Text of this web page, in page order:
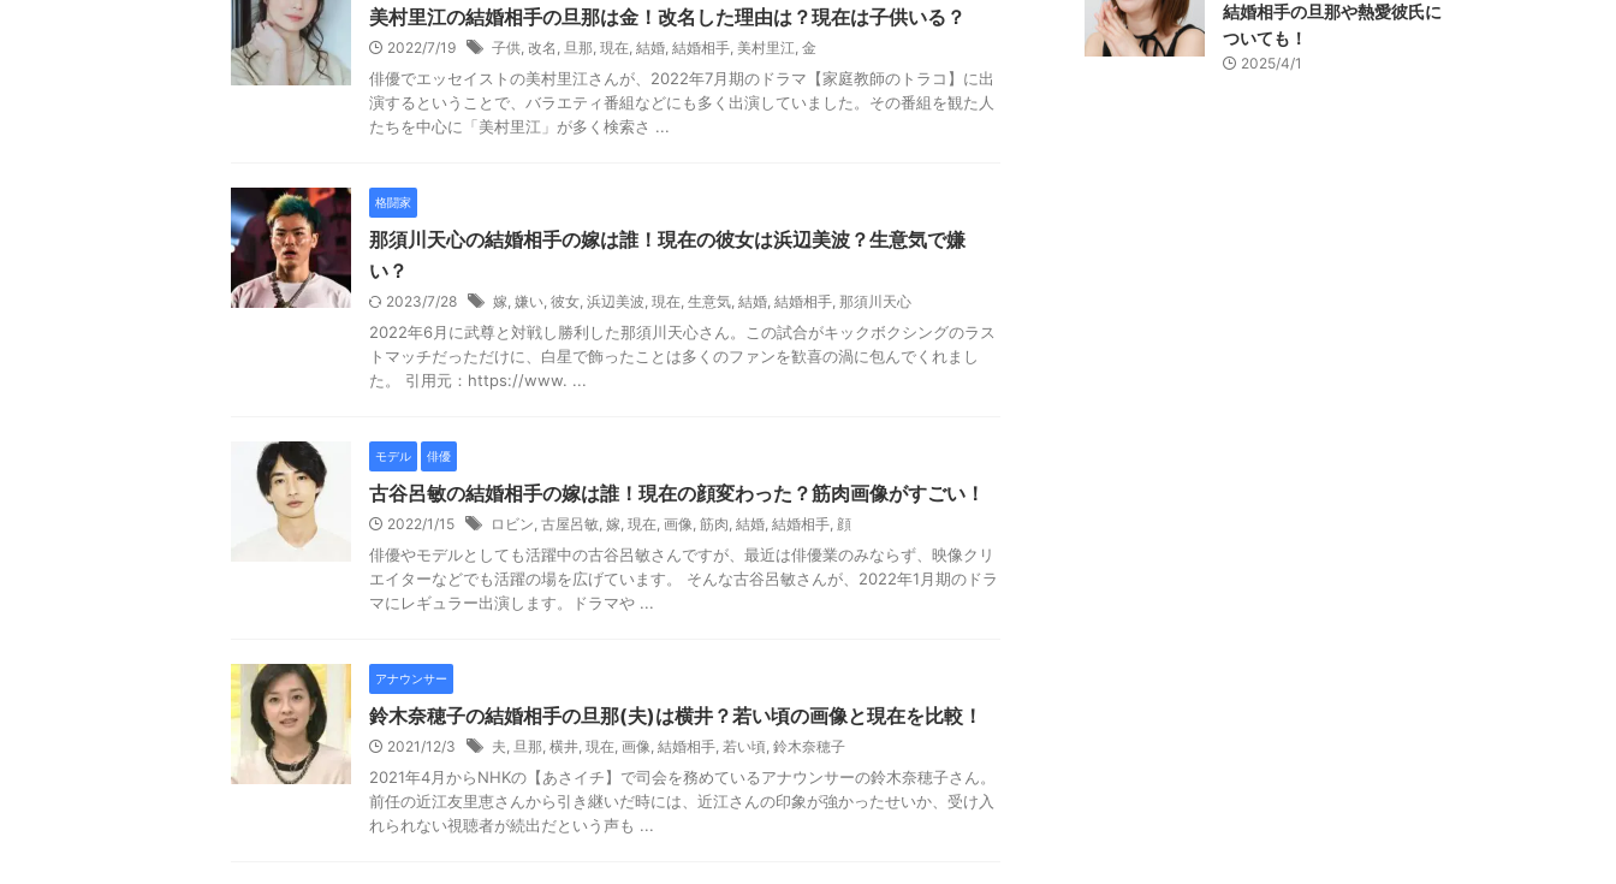
美村里江の結婚相手の旦那は金！改名した理由は？現在は子供いる？
2022/7/19 子供, 改名 , 旦那, 現在, 結婚, 結婚相手, 美村里江, 金
俳優でエッセイストの美村里江さんが、2022年7月期のドラマ【家庭教師のトラコ】に出
演するということで、バラエティ番組などにも多く出演していました。その番組を観た人
たちを中心に「美村里江」が多く検索さ ...
格闘家
那須川天心の結婚相手の嫁は誰！現在の彼女は浜辺美波？生意気で嫌
い？
2023/7/28 嫁, 嫌い, 彼女, 浜辺美波, 現在, 生意気, 結婚, 結婚相手, 那須川天心
2022年6月に武尊と対戦し勝利した那須川天心さん。この試合がキックボクシングのラス
トマッチだっただけに、白星で飾ったことは多くのファンを歓喜の渦に包んでくれまし
た。 引用元：https://www. ...
モデル 俳優
古谷呂敏の結婚相手の嫁は誰！現在の顔変わった？筋肉画像がすごい！
2022/1/15 ロビン, 古屋呂敏, 嫁, 現在, 画像, 筋肉, 結婚, 結婚相手, 顔
俳優やモデルとしても活躍中の古谷呂敏さんですが、最近は俳優業のみならず、映像クリ
エイターなどでも活躍の場を広げています。 そんな古谷呂敏さんが、2022年1月期のドラ
マにレギュラー出演します。ドラマや ...
アナウンサー
鈴木奈穂子の結婚相手の旦那(夫)は横井？若い頃の画像と現在を比較！
2021/12/3 夫, 旦那, 横井, 現在, 画像, 結婚相手, 若い頃, 鈴木奈穂子
2021年4月からNHKの【あさイチ】で司会を務めているアナウンサーの鈴木奈穂子さん。
前任の近江友里恵さんから引き継いだ時には、近江さんの印象が強かったせいか、受け入
れられない視聴者が続出だという声も ...
結婚相手の旦那や熱愛彼氏に
ついても！
2025/4/1